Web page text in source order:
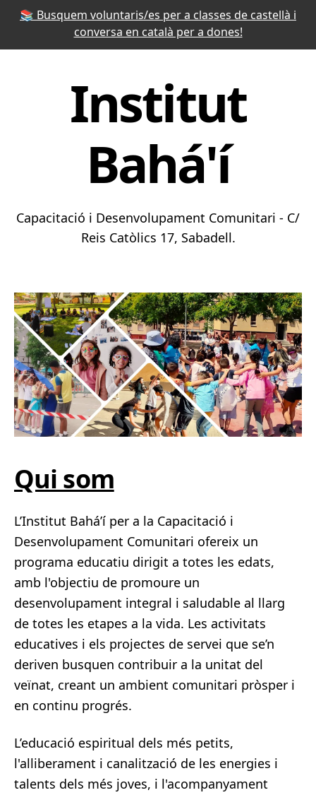
📚 Busquem voluntaris/es per a classes de castellà i
conversa en català per a dones!
Institut
Bahá'í
Capacitació i Desenvolupament Comunitari - C/
Reis Catòlics 17, Sabadell.
Qui som
L’Institut Bahá’í per a la Capacitació i
Desenvolupament Comunitari ofereix un
programa educatiu dirigit a totes les edats,
amb l'objectiu de promoure un
desenvolupament integral i saludable al llarg
de totes les etapes a la vida. Les activitats
educatives i els projectes de servei que se’n
deriven busquen contribuir a la unitat del
veïnat, creant un ambient comunitari pròsper i
en continu progrés.
L’educació espiritual dels més petits,
l'alliberament i canalització de les energies i
talents dels més joves, i l'acompanyament